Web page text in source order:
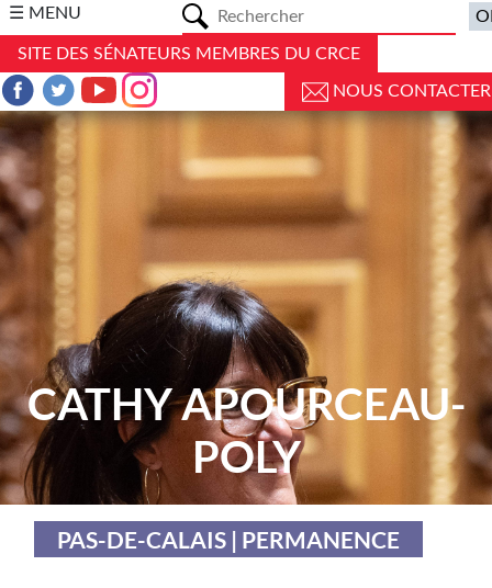
☰ MENU
SITE DES SÉNATEURS MEMBRES DU CRCE
NOUS CONTACTER
CATHY APOURCEAU-
POLY
PAS-DE-CALAIS | PERMANENCE